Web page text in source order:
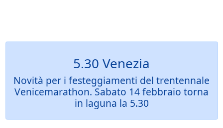
5.30 Venezia
Novità per i festeggiamenti del trentennale
Venicemarathon. Sabato 14 febbraio torna
in laguna la 5.30